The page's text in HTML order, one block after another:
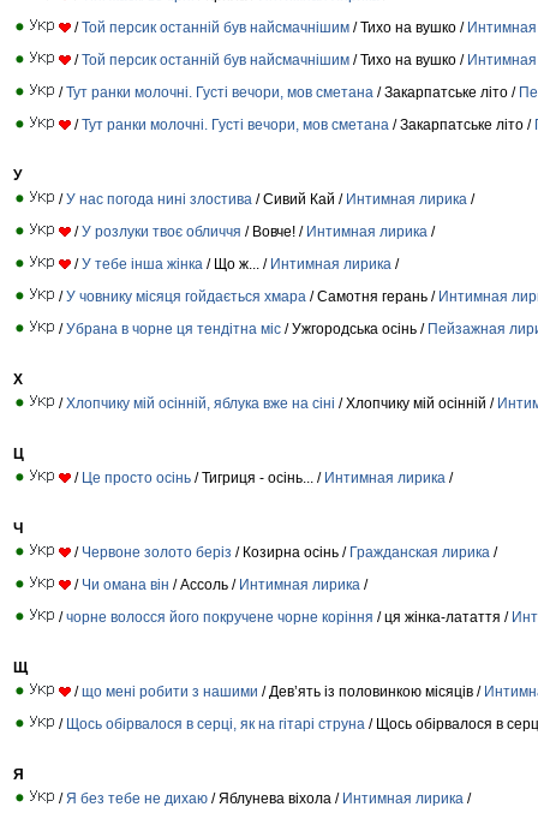
/Той персик останній був найсмачнішим / Тихо на вушко /
/Той персик останній був найсмачнішим / Тихо на вушко /
/Тут ранки молочні. Густі вечори, мов сметана / Закарпатське літо /
/Тут ранки молочні. Густі вечори, мов сметана / Закарпатське літо /
У
/У нас погода нині злостива / Сивий Кай / Интимная лирика /
/У розлуки твоє обличчя / Вовче! / Интимная лирика /
/У тебе інша жінка / Що ж... / Интимная лирика /
/У човнику місяця гойдається хмара / Самотня герань / Интимная
/Убрана в чорне ця тендітна міс / Ужгородська осінь / Пейзажная
Х
/Хлопчику мій осінній, яблука вже на сіні / Хлопчику мій осінній /
Ц
/ Це просто осінь / Тигриця - осiнь... / Интимная лирика /
Ч
/ Червоне золото беріз / Козирна осінь / Гражданская лирика /
/ Чи омана він / Ассоль / Интимная лирика /
/чорне волосся його покручене чорне коріння / ця жінка-латаття /
Щ
/що мені робити з нашими / Дев’ять iз половинкою мiсяцiв /
/ Щось обірвалося в серці, як на гітарі струна / Щось обірвалося в
Я
/ Я без тебе не дихаю / Яблунева віхола / Интимная лирика /